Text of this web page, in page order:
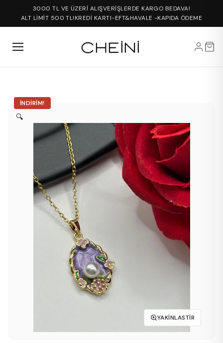
3000 TL VE ÜZERİ ALIŞVERİŞLERDE KARGO BEDAVA!
ALT LİMİT 500 TL!KREDİ KARTI-EFT&HAVALE -KAPIDA ÖDEME
İNDIRIM!
🔍
YAKINLASTIR